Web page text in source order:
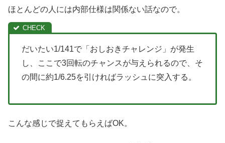
ほとんどの人には内部仕様は関係ない話なので。
だいたい1/141で「おしおきチャレンジ」が発生
し、ここで3回転のチャンスが与えられるので、そ
の間に約1/6.25を引ければラッシュに突入する。
こんな感じで捉えてもらえばOK。